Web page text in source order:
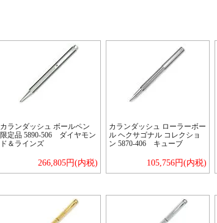
カランダッシュ ボールペン
限定品 5890-506 ダイヤモン
ド＆ラインズ
266,805円(内税)
カランダッシュ ローラーボー
ル ヘクサゴナル コレクショ
ン 5870-406 キューブ
105,756円(内税)